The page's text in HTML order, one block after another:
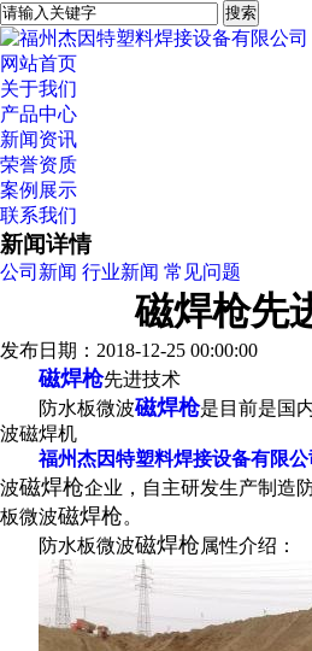
网站首页
关于我们
产品中心
新闻资讯
荣誉资质
案例展示
联系我们
新闻详情
公司新闻 行业新闻 常见问题
磁焊枪先
发布日期：2018-12-25 00:00:00
磁焊枪先进技术
防水板微波磁焊枪是目前是国
波磁焊机
福州杰因特塑料焊接设备有限公
波磁焊枪企业，自主研发生产制造
板微波磁焊枪。
防水板微波磁焊枪属性介绍：